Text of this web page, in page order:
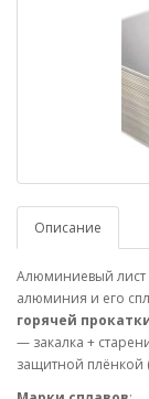
Описание
Алюминиевый лист
алюминия и его
горячей
— закалка +
защитной плёнкой